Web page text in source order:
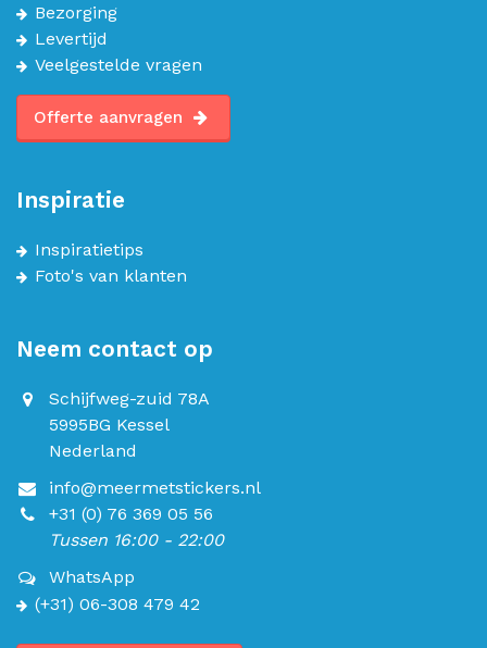
Bezorging
Levertijd
Veelgestelde vragen
Offerte aanvragen
Inspiratie
Inspiratietips
Foto's van klanten
Neem contact op
Schijfweg-zuid 78A
5995BG Kessel
Nederland
info@meermetstickers.nl
+31 (0) 76 369 05 56
Tussen 16:00 - 22:00
WhatsApp
(+31) 06-308 479 42